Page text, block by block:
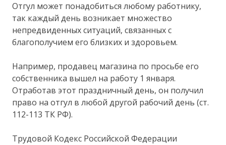
Отгул может понадобиться любому работнику,
так каждый день возникает множество
непредвиденных ситуаций, связанных с
благополучием его близких и здоровьем.
Например, продавец магазина по просьбе его
собственника вышел на работу 1 января.
Отработав этот праздничный день, он получил
право на отгул в любой другой рабочий день (ст.
112-113 ТК РФ).
Трудовой Кодекс Российской Федерации